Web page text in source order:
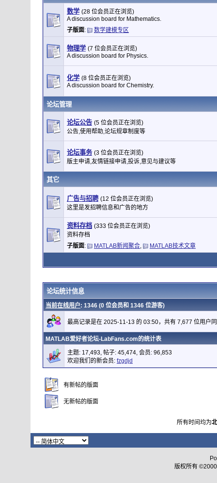
数学 (28 位会员正在浏览)
A discussion board for Mathematics.
子版面: 数学建模专区
物理学 (7 位会员正在浏览)
A discussion board for Physics.
化学 (8 位会员正在浏览)
A discussion board for Chemistry.
论坛管理
论坛公告 (5 位会员正在浏览)
公告,使用帮助,论坛规章制度等
论坛事务 (3 位会员正在浏览)
版主申请,友情链接申请,投诉,意见与建议等
其它
广告与招聘 (12 位会员正在浏览)
这里是发招聘信息和广告的地方
资料存档 (333 位会员正在浏览)
资料存档
子版面: MATLAB新闻聚合, MATLAB技术文章
论坛统计信息
当前在线用户: 1346 (0 位会员和 1346 位游客)
最高记录是在 2025-11-13 的 03:50，共有 7,677 位用户
MATLAB爱好者论坛-LabFans.com的统计表
主题: 17,493, 帖子: 45,474, 会员: 96,853
欢迎我们的新会员: fzgdjd
有新帖的版面
无新帖的版面
所有时间均为
版权所有